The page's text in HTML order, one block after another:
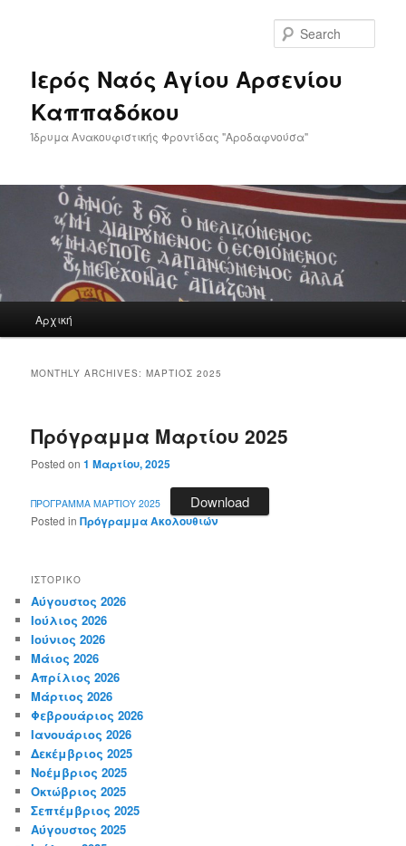
Ιερός Ναός Αγίου Αρσενίου
Καππαδόκου
Ίδρυμα Ανακουφιστικής Φροντίδας "Αροδαφνούσα"
Αρχική
MONTHLY ARCHIVES:ΜΆΡΤΙΟΣ 2025
Πρόγραμμα Μαρτίου 2025
Posted on1 Μαρτίου, 2025
ΠΡΟΓΡΑΜΜΑ ΜΑΡΤΙΟΥ 2025 Download
Posted in Πρόγραμμα Ακολουθιών
ΙΣΤΟΡΙΚΌ
Αύγουστος 2026
Ιούλιος 2026
Ιούνιος 2026
Μάιος 2026
Απρίλιος 2026
Μάρτιος 2026
Φεβρουάριος 2026
Ιανουάριος 2026
Δεκέμβριος 2025
Νοέμβριος 2025
Οκτώβριος 2025
Σεπτέμβριος 2025
Αύγουστος 2025